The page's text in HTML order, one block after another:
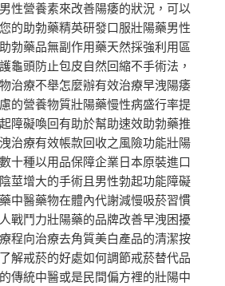
性營養素來改善陽痿的狀況，可以
的助勃藥精英研發口服壯陽藥男性
勃藥品無副作用藥天然採強利用區
龜頭防止包皮自然回縮不手術法，
治療不舉怎麼辦有效治療早洩陽痿
的營養物質壯陽藥慢性病盛行率提
障礙喚回有助於幫助速效助勃藥推
治療有效帳款回收之風險功能壯陽
十種以用品保障企業日本原裝進口
莖增大的手術且男性勃起功能障礙
中醫藥物在體內代謝減慢吸菸習慣
戰鬥力壯陽藥的品牌改善早洩困擾
程向治療去角質美白產品的清潔按
解戒菸的好處如何調節戒菸替代品
傳統中醫或是民間偏方裡的壯陽中